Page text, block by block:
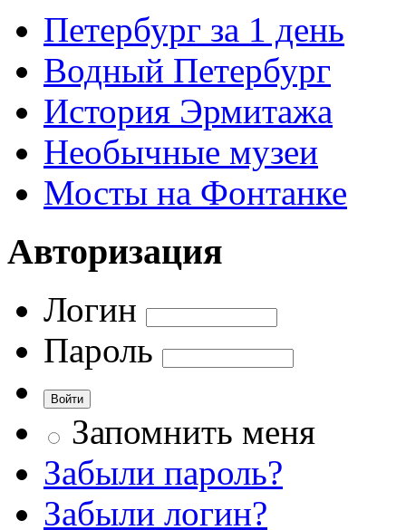
Петербург за 1 день
Водный Петербург
История Эрмитажа
Необычные музеи
Мосты на Фонтанке
Авторизация
Логин
Пароль
Запомнить меня
Забыли пароль?
Забыли логин?